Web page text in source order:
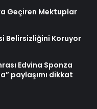
Geçiren Mektuplar
Belirsizliğini Koruyor
Edvina Sponza
paylaşımı dikkat